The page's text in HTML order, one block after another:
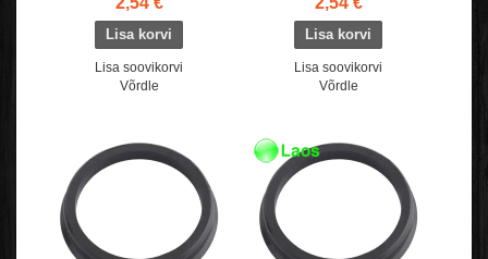
Lisa soovikorvi
Võrdle
Lisa soovikorvi
Võrdle